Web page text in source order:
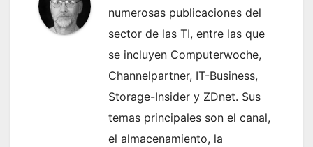
numerosas publicaciones del
sector de las TI, entre las que
se incluyen Computerwoche,
Channelpartner, IT-Business,
Storage-Insider y ZDnet. Sus
temas principales son el canal,
el almacenamiento, la